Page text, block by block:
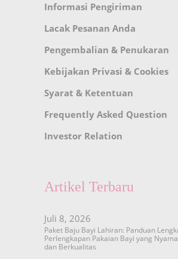
Informasi Pengiriman
Lacak Pesanan Anda
Pengembalian & Penukaran
Kebijakan Privasi & Cookies
Syarat & Ketentuan
Frequently Asked Question
Investor Relation
Artikel Terbaru
Juli 8, 2026
Paket Baju Bayi Lahiran: Panduan
Perlengkapan Pakaian Bayi yang
dan Berkualitas